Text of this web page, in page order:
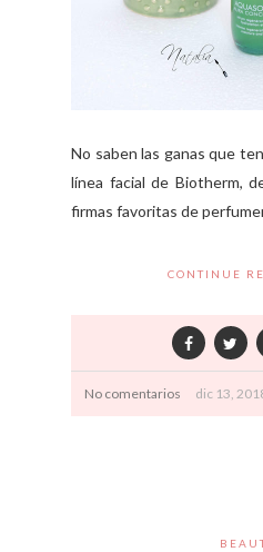
No saben las ganas que
línea facial de Biotherm,
firmas favoritas de
CONTINUE
No comentarios dic 13,